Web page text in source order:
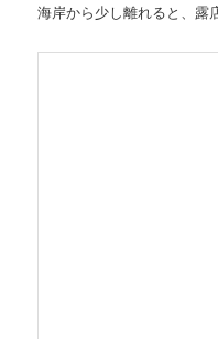
海岸から少し離れると、露